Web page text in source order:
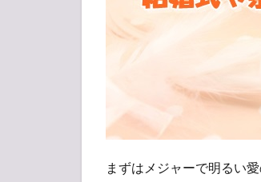
余
す
関
まずはメジャーで明るい